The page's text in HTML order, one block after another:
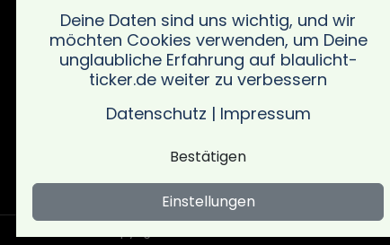
Polizei, Feuerwehr und von
Rettungsdiensteinsätze. Bleib
informiert über alle wichtigen
Vorfälle in deiner Region mit
schnellen und verlässlichen
Updates sowie wichtigen
Ein
Deine Daten sind uns wichtig, und wir
möchten Cookies verwenden, um Deine
unglaubliche Erfahrung auf blaulicht-
ticker.de weiter zu verbessern
Datenschutz | Impressum
Bestätigen
Einstellungen